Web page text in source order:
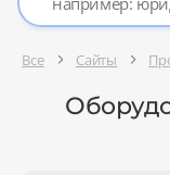
Все Сайты